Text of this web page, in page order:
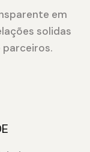
em
solidas
parceiros.